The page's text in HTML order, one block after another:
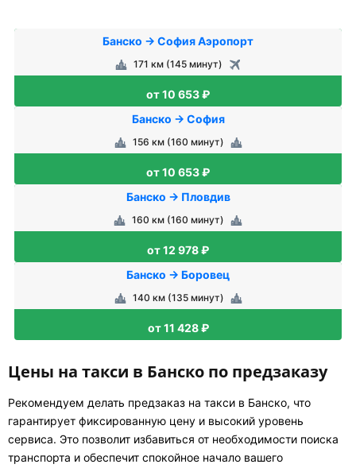
Банско → София Аэропорт
171 км (145 минут)
от 10 653 ₽
Банско → София
156 км (160 минут)
от 10 653 ₽
Банско → Пловдив
160 км (160 минут)
от 12 978 ₽
Банско → Боровец
140 км (135 минут)
от 11 428 ₽
Цены на такси в Банско по предзаказу
Рекомендуем делать предзаказ на такси в Банско, что
гарантирует фиксированную цену и высокий уровень
сервиса. Это позволит избавиться от необходимости поиска
транспорта и обеспечит спокойное начало вашего